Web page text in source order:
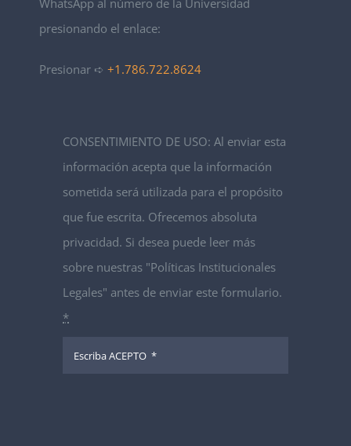
presionando el enlace:
Presionar ➪ +1.786.722.8624
CONSENTIMIENTO DE USO: Al enviar esta
información acepta que la información
sometida será utilizada para el propósito
que fue escrita. Ofrecemos absoluta
privacidad. Si desea puede leer más
sobre nuestras "Políticas Institucionales
Legales" antes de enviar este formulario.
*